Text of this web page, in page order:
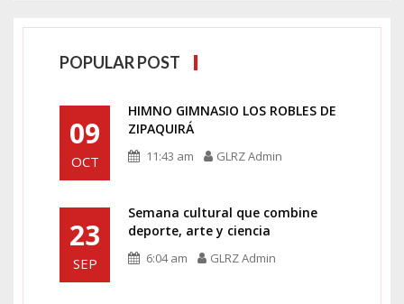
POPULAR POST
09
OCT
HIMNO GIMNASIO LOS ROBLES DE
ZIPAQUIRÁ
11:43 am GLRZ Admin
23
SEP
Semana cultural que combine
deporte, arte y ciencia
6:04 am GLRZ Admin